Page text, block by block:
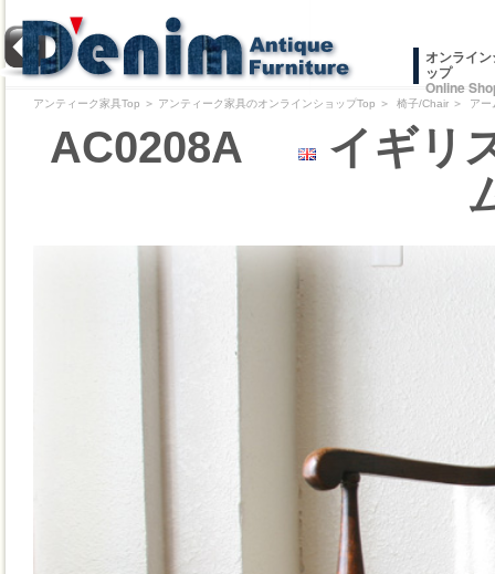
オンライ
ップ
Online
アンティーク家具Top ＞ アンティーク家具のオンラインショップTop ＞ 椅子/Chair ＞ アー
AC0208A
イギリ